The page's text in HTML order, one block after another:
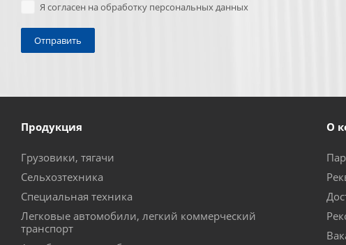
Я согласен на обработку персональных данных
Продукция
Грузовики, тягачи
Сельхозтехника
Специальная техника
Легковые автомобили, легкий коммерческий
транспорт
О